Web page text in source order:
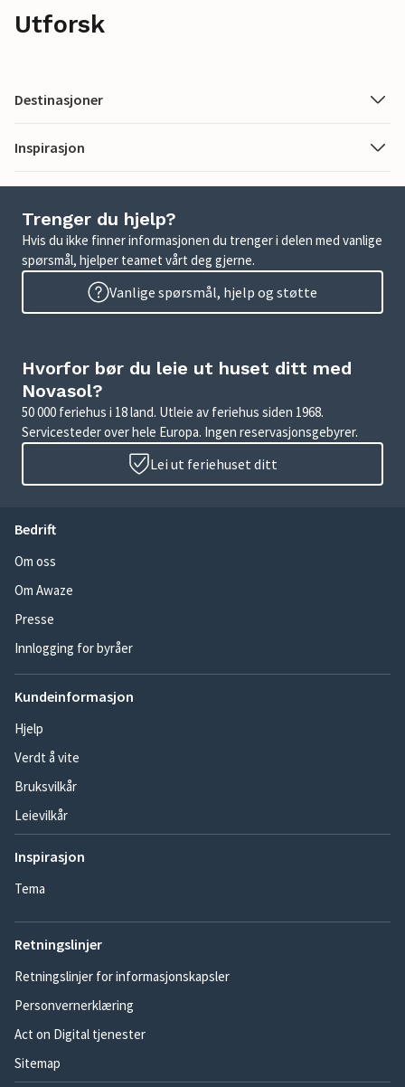
Utforsk
Destinasjoner
Inspirasjon
Trenger du hjelp?
Hvis du ikke finner informasjonen du trenger i delen med vanlige
spørsmål, hjelper teamet vårt deg gjerne.
Vanlige spørsmål, hjelp og støtte
Hvorfor bør du leie ut huset ditt med
Novasol?
50 000 feriehus i 18 land. Utleie av feriehus siden 1968.
Servicesteder over hele Europa. Ingen reservasjonsgebyrer.
Lei ut feriehuset ditt
Bedrift
Om oss
Om Awaze
Presse
Innlogging for byråer
Kundeinformasjon
Hjelp
Verdt å vite
Bruksvilkår
Leievilkår
Inspirasjon
Tema
Retningslinjer
Retningslinjer for informasjonskapsler
Personvernerklæring
Act on Digital tjenester
Sitemap